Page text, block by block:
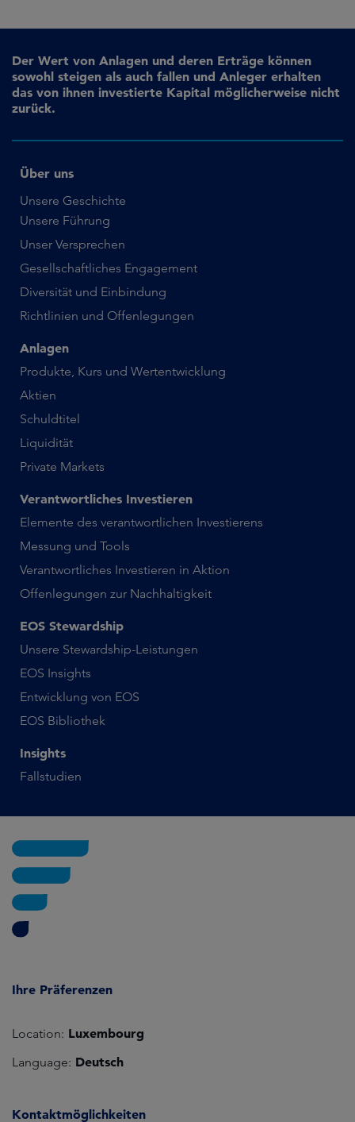
Der Wert von Anlagen und deren Erträge können
sowohl steigen als auch fallen und Anleger erhalten
das von ihnen investierte Kapital möglicherweise nicht
zurück.
Über uns
Unsere Geschichte
Unsere Führung
Unser Versprechen
Gesellschaftliches Engagement
Diversität und Einbindung
Richtlinien und Offenlegungen
Anlagen
Produkte, Kurs und Wertentwicklung
Aktien
Schuldtitel
Liquidität
Private Markets
Verantwortliches Investieren
Elemente des verantwortlichen Investierens
Messung und Tools
Verantwortliches Investieren in Aktion
Offenlegungen zur Nachhaltigkeit
EOS Stewardship
Unsere Stewardship-Leistungen
EOS Insights
Entwicklung von EOS
EOS Bibliothek
Insights
Fallstudien
Ihre Präferenzen
Location: Luxembourg
Language: Deutsch
Kontaktmöglichkeiten